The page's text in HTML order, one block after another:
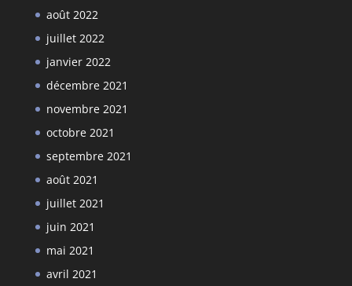
août 2022
juillet 2022
janvier 2022
décembre 2021
novembre 2021
octobre 2021
septembre 2021
août 2021
juillet 2021
juin 2021
mai 2021
avril 2021